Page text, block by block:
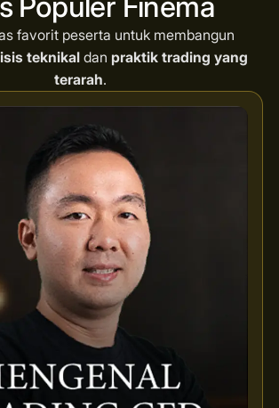
favorit peserta untuk membangun
teknikaldan praktik trading yang
terarah.